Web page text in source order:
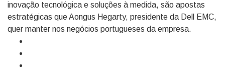
inovação tecnológica e soluções à medida, são apostas
estratégicas que Aongus Hegarty, presidente da Dell EMC,
quer manter nos negócios portugueses da empresa.